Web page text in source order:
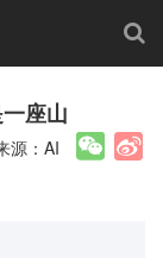
座山
源：AI